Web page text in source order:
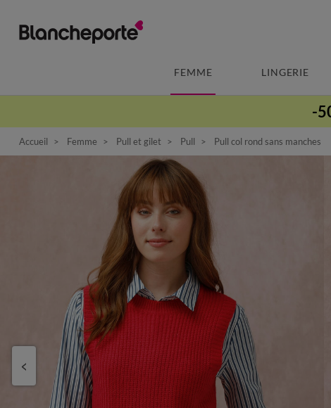
FEMME LINGERIE
-
Accueil Femme Pull et gilet Pull Pull col rond sans manches